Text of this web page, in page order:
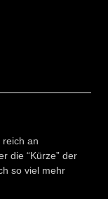
reich an
die “Kürze” der
so viel mehr